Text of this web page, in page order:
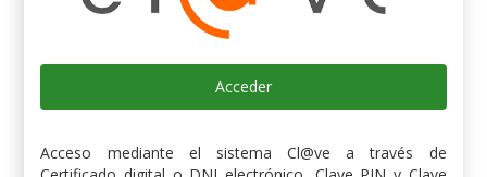
Acceder
Acceso mediante el sistema Cl@ve a través de